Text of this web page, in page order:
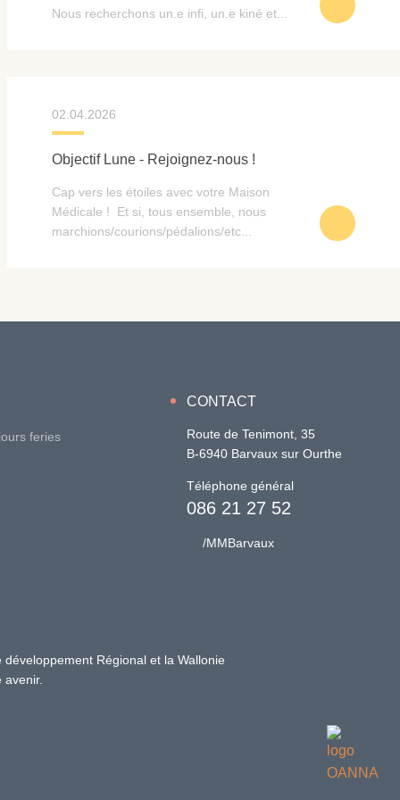
Nous recherchons un.e infi, un.e kiné et...
02.04.2026
Objectif Lune - Rejoignez-nous !
Cap vers les étoiles avec votre Maison
Médicale ! Et si, tous ensemble, nous
marchions/courions/pédalions/etc...
Régional et la Wallonie
avenir.
feries
CONTACT
Route de Tenimont, 35
B-6940 Barvaux sur Ourthe
Téléphone général
086 21 27 52
/MMBarvaux